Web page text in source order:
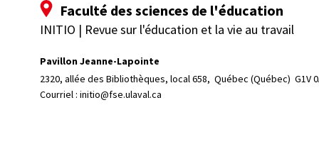
Faculté des sciences de l'éducation
INITIO | Revue sur l'éducation et la vie au travail
Pavillon Jeanne-Lapointe
2320, allée des Bibliothèques, local 658, Québec (Québec)  G1V
Courriel : initio@fse.ulaval.ca